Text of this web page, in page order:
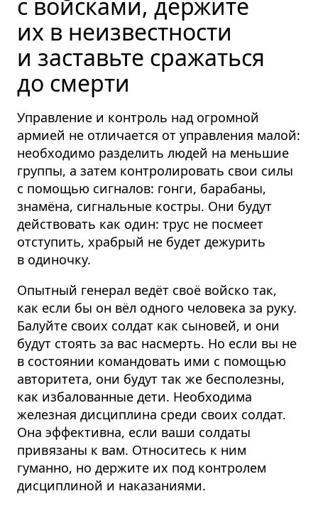
их в неизвестности
и заставьте сражаться
до смерти
Управление и контроль над огромной
армией не отличается от управления малой:
необходимо разделить людей на меньшие
группы, а затем контролировать свои силы
с помощью сигналов: гонги, барабаны,
знамёна, сигнальные костры. Они будут
действовать как один: трус не посмеет
отступить, храбрый не будет дежурить
в одиночку.
Опытный генерал ведёт своё войско так,
как если бы он вёл одного человека за руку.
Балуйте своих солдат как сыновей, и они
будут стоять за вас насмерть. Но если вы не
в состоянии командовать ими с помощью
авторитета, они будут так же бесполезны,
как избалованные дети. Необходима
железная дисциплина среди своих солдат.
Она эффективна, если ваши солдаты
привязаны к вам. Относитесь к ним
гуманно, но держите их под контролем
дисциплиной и наказаниями.